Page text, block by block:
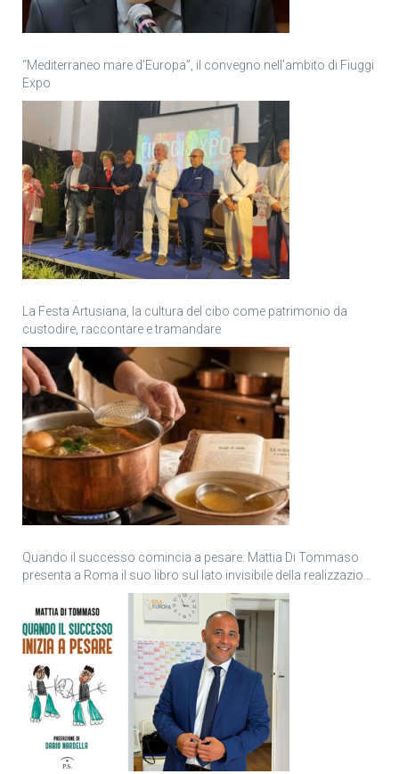
“Mediterraneo mare d’Europa”, il convegno nell’ambito di Fiuggi
Expo
La Festa Artusiana, la cultura del cibo come patrimonio da
custodire, raccontare e tramandare
Quando il successo comincia a pesare: Mattia Di Tommaso
presenta a Roma il suo libro sul lato invisibile della realizzazione